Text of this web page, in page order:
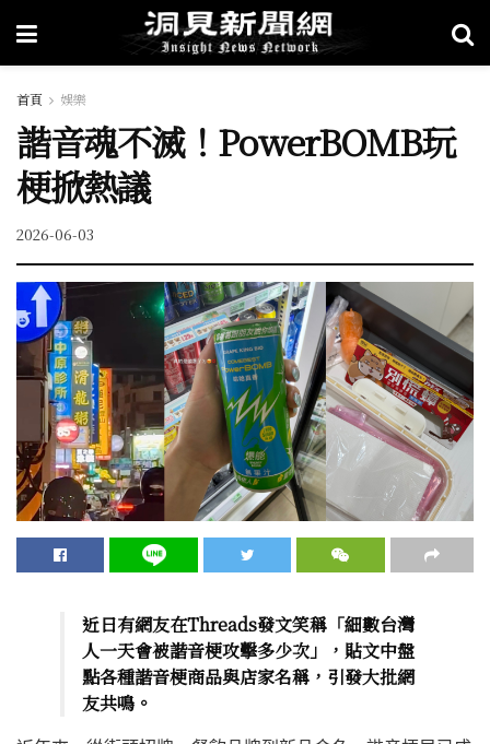
首頁 娛樂
諧音魂不滅！PowerBOMB玩
梗掀熱議
2026-06-03
近日有網友在Threads發文笑稱「細數台灣
人一天會被諧音梗攻擊多少次」，貼文中盤
點各種諧音梗商品與店家名稱，引發大批網
友共鳴。